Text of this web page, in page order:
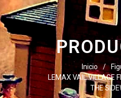
Inicio /
LEMAX VAIL VILLAGE
THE